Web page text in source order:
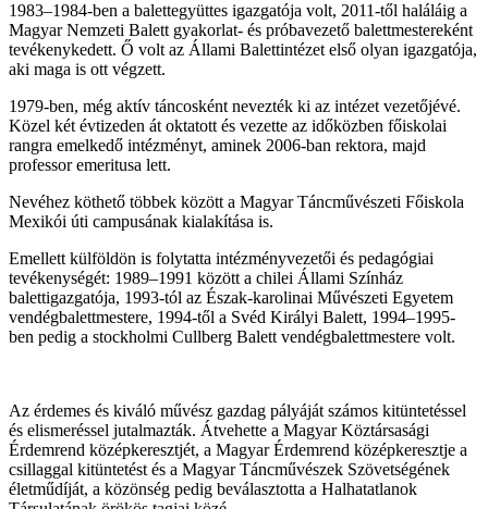
1983–1984-ben a balettegyüttes igazgatója volt, 2011-től haláláig a
Magyar Nemzeti Balett gyakorlat- és próbavezető balettmestereként
tevékenykedett. Ő volt az Állami Balettintézet első olyan igazgatója,
aki maga is ott végzett.
1979-ben, még aktív táncosként nevezték ki az intézet vezetőjévé.
Közel két évtizeden át oktatott és vezette az időközben főiskolai
rangra emelkedő intézményt, aminek 2006-ban rektora, majd
professor emeritusa lett.
Nevéhez köthető többek között a Magyar Táncművészeti Főiskola
Mexikói úti campusának kialakítása is.
Emellett külföldön is folytatta intézményvezetői és pedagógiai
tevékenységét: 1989–1991 között a chilei Állami Színház
balettigazgatója, 1993-tól az Észak-karolinai Művészeti Egyetem
vendégbalettmestere, 1994-től a Svéd Királyi Balett, 1994–1995-
ben pedig a stockholmi Cullberg Balett vendégbalettmestere volt.
Az érdemes és kiváló művész gazdag pályáját számos kitüntetéssel
és elismeréssel jutalmazták. Átvehette a Magyar Köztársasági
Érdemrend középkeresztjét, a Magyar Érdemrend középkeresztje a
csillaggal kitüntetést és a Magyar Táncművészek Szövetségének
életműdíját, a közönség pedig beválasztotta a Halhatatlanok